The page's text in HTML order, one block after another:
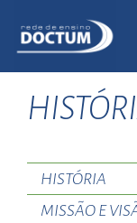
HISTÓRIA
MISSÃO E